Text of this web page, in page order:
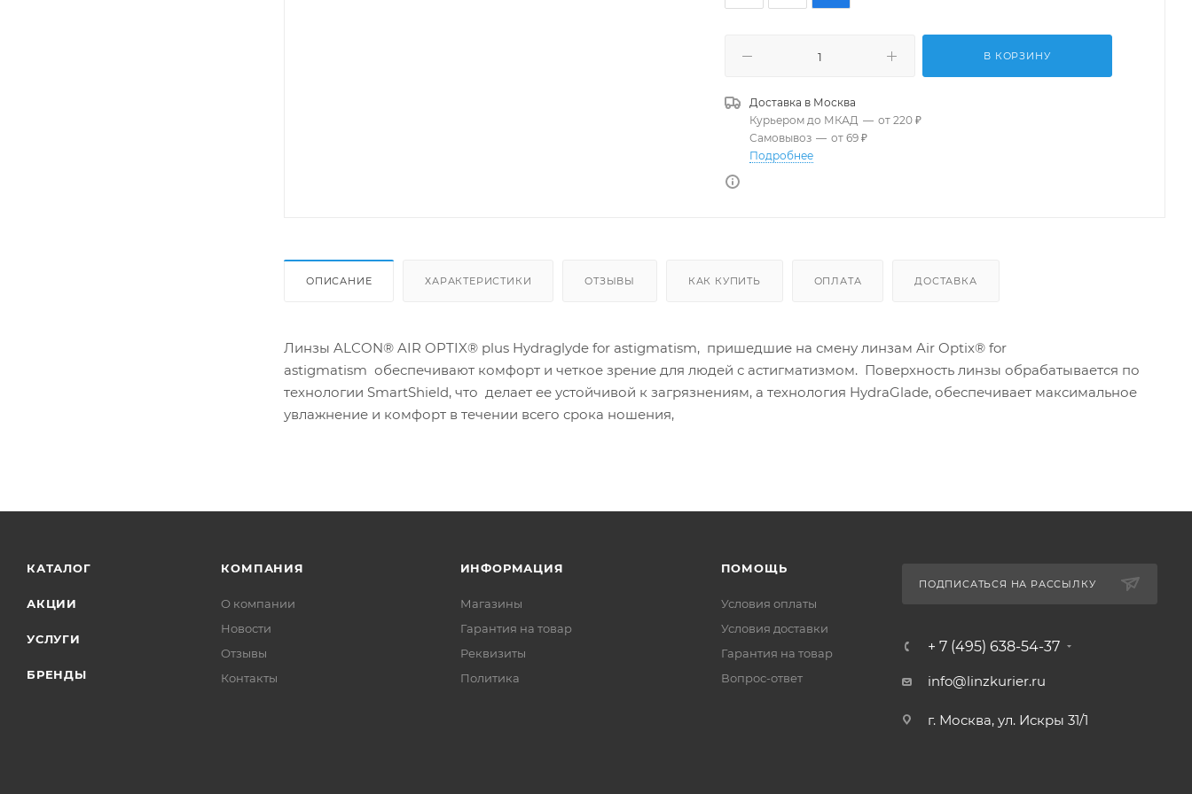
В КОРЗИНУ
Доставка в Москва
Курьером до МКАД — от 220 ₽
Самовывоз — от 69 ₽
Подробнее
ОПИСАНИЕ ХАРАКТЕРИСТИКИ ОТЗЫВЫ КАК КУПИТЬ ОПЛАТА ДОСТАВКА
Линзы ALCON® AIR OPTIX® plus Hydraglyde for astigmatism, пришедшие на смену линзам Air Optix® for
astigmatism обеспечивают комфорт и четкое зрение для людей с астигматизмом. Поверхность линзы обрабатывается по
технологии SmartShield, что делает ее устойчивой к загрязнениям, а технология HydraGlade, обеспечивает максимальное
увлажнение и комфорт в течении всего срока ношения,
КАТАЛОГ
АКЦИИ
УСЛУГИ
БРЕНДЫ
КОМПАНИЯ
О компании
Новости
Отзывы
Контакты
ИНФОРМАЦИЯ
Магазины
Гарантия на товар
Реквизиты
Политика
ПОМОЩЬ
Условия оплаты
Условия доставки
Гарантия на товар
Вопрос-ответ
ПОДПИСАТЬСЯ НА РАССЫЛКУ
+ 7 (495) 638-54-37
info@linzkurier.ru
г. Москва, ул. Искры 31/1